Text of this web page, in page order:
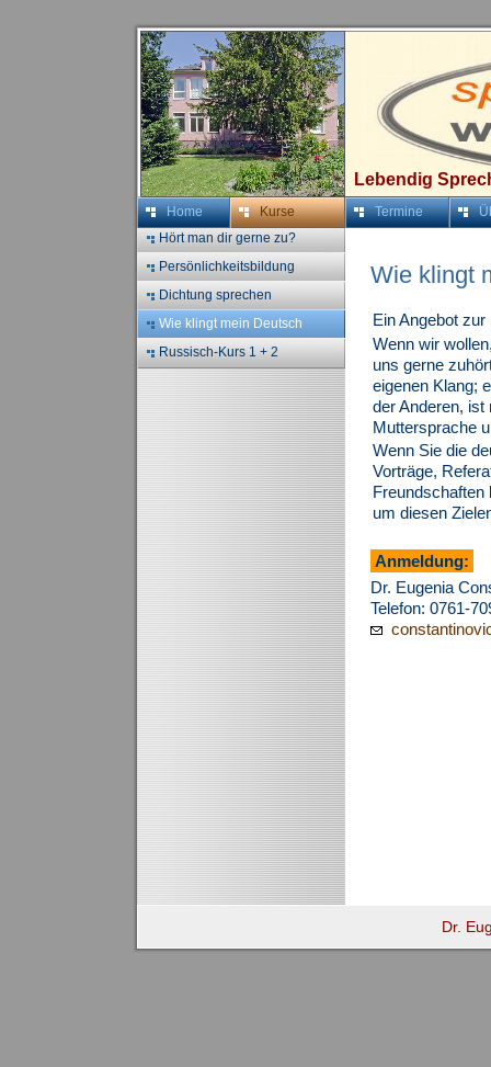
Lebendig
Home Kurse Termine
Hört man dir gerne zu?
Persönlichkeitsbildung
Dichtung sprechen
Wie klingt mein Deutsch
Russisch-Kurs 1 + 2
Wie klingt
Ein Angebot
Wenn wir
uns gerne
eigenen Klang;
der Anderen,
Muttersprache
Wenn Sie die
Vorträge,
Freundschaften
um diesen
Anmeldung:
Dr. Eugenia
Telefon: 0761-
Dr.